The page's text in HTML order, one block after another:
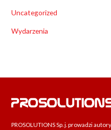
Uncategorized
Wydarzenia
PROSOLUTIONS Sp. j. prowadzi